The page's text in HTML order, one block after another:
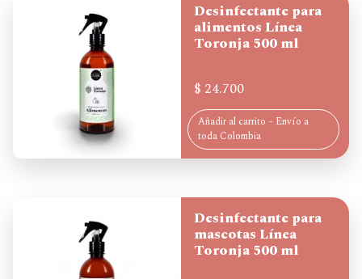
Desinfectante para
alimentos Línea
Toronja 500 ml
$ 24.700
Añadir al carrito – Envío a
toda Colombia
Desinfectante para
mascotas Línea
Toronja 500 ml